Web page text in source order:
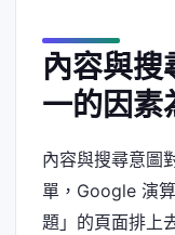
內容與搜
一的因素
內容與搜尋意圖
單，Google 演
題」的頁面排上